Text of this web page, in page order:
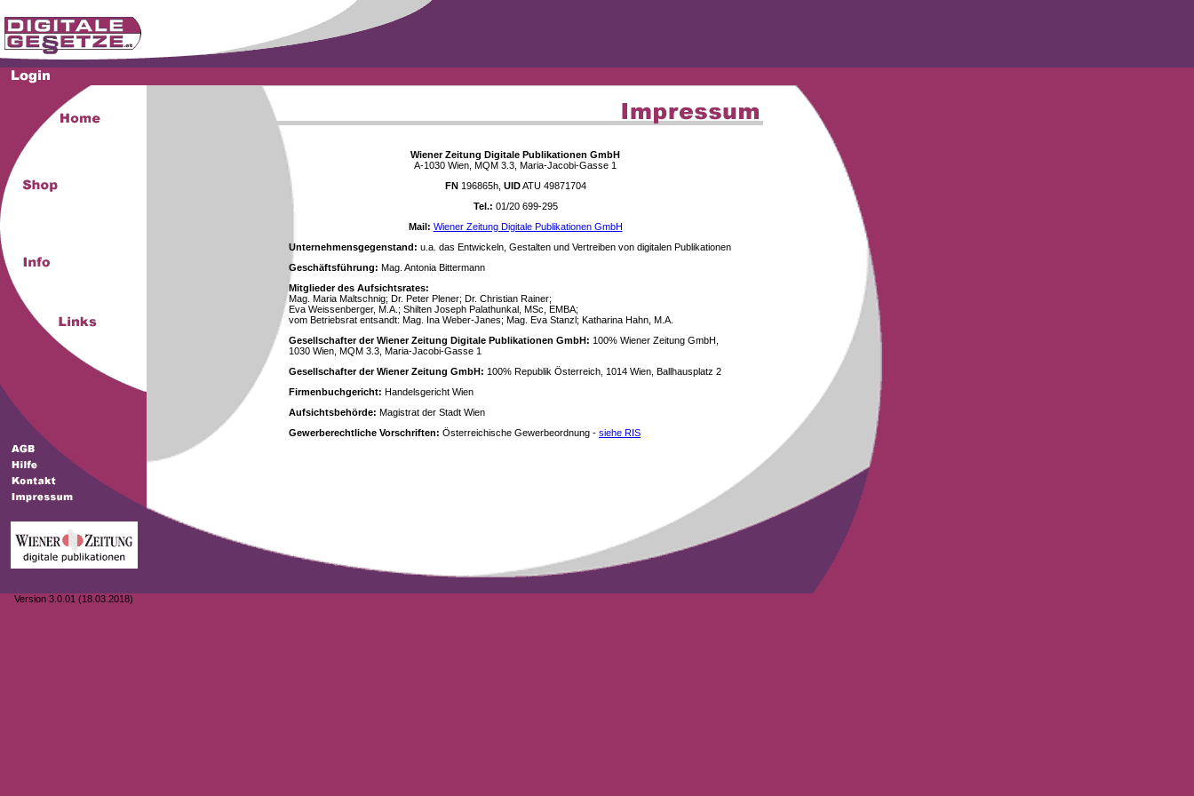
Version 3.0.01 (18.03.2018)
Wiener Zeitung Digitale Publikationen GmbH
A-1030 Wien, MQM 3.3, Maria-Jacobi-Gasse 1
FN196865h, UIDATU 49871704
Tel.: 01/20 699-295
Mail: Wiener Zeitung Digitale Publikationen GmbH
Unternehmensgegenstand: u.a. das Entwickeln, Gestalten und Vertreiben von digitalen Publikationen
Geschäftsführung: Mag. Antonia Bittermann
Mitglieder des Aufsichtsrates:
Mag. Maria Maltschnig; Dr. Peter Plener; Dr. Christian Rainer;
Eva Weissenberger, M.A.; Shilten Joseph Palathunkal, MSc, EMBA;
vom Betriebsrat entsandt: Mag. Ina Weber-Janes; Mag. Eva Stanzl; Katharina Hahn, M.A.
Gesellschafter der Wiener Zeitung Digitale Publikationen GmbH: 100% Wiener Zeitung GmbH,
1030 Wien, MQM 3.3, Maria-Jacobi-Gasse 1
Gesellschafter der Wiener Zeitung GmbH: 100% Republik Österreich, 1014 Wien, Ballhausplatz 2
Firmenbuchgericht: Handelsgericht Wien
Aufsichtsbehörde: Magistrat der Stadt Wien
Gewerberechtliche Vorschriften: Österreichische Gewerbeordnung - siehe RIS